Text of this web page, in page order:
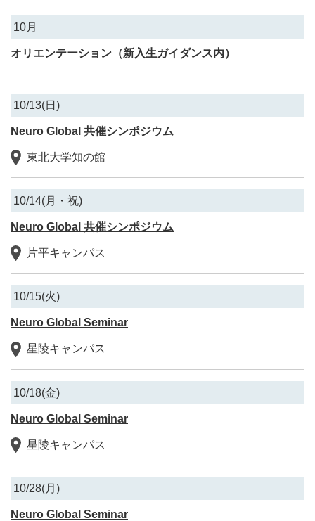
10月
オリエンテーション（新入生ガイダンス内）
10/13(日)
Neuro Global 共催シンポジウム
東北大学知の館
10/14(月・祝)
Neuro Global 共催シンポジウム
片平キャンパス
10/15(火)
Neuro Global Seminar
星陵キャンパス
10/18(金)
Neuro Global Seminar
星陵キャンパス
10/28(月)
Neuro Global Seminar